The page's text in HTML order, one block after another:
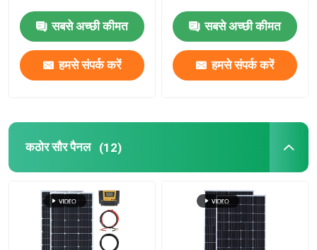
सबसे अच्छी कीमत
हमसे संपर्क करें
सबसे अच्छी कीमत
हमसे संपर्क करें
कठोर सौर पैनल (12)